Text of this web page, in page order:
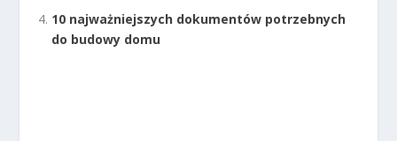
10 najważniejszych dokumentów potrzebnych
do budowy domu